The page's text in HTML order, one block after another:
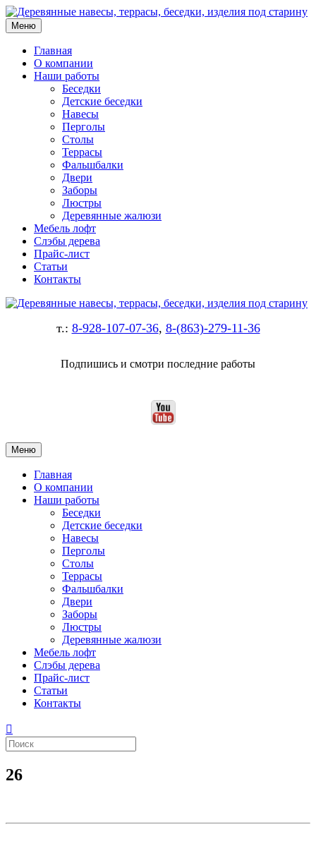
Меню
Главная
О компании
Наши работы
Беседки
Детские беседки
Навесы
Перголы
Столы
Террасы
Фальшбалки
Двери
Заборы
Люстры
Деревянные жалюзи
Мебель лофт
Слэбы дерева
Прайс-лист
Статьи
Контакты
т.: 8-928-107-07-36, 8-(863)-279-11-36
Подпишись и смотри последние работы
Меню
Главная
О компании
Наши работы
Беседки
Детские беседки
Навесы
Перголы
Столы
Террасы
Фальшбалки
Двери
Заборы
Люстры
Деревянные жалюзи
Мебель лофт
Слэбы дерева
Прайс-лист
Статьи
Контакты
26